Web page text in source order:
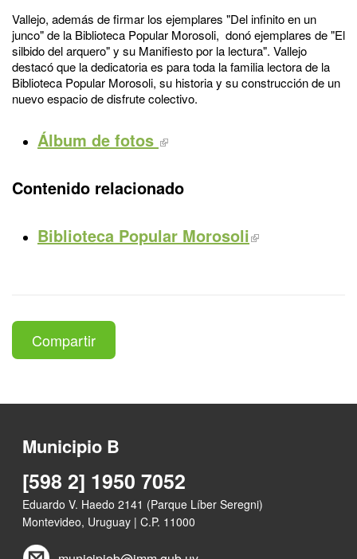
Vallejo, además de firmar los ejemplares "Del infinito en un
junco" de la Biblioteca Popular Morosoli, donó ejemplares de "El
silbido del arquero" y su Manifiesto por la lectura". Vallejo
destacó que la dedicatoria es para toda la familia lectora de la
Biblioteca Popular Morosoli, su historia y su construcción de un
nuevo espacio de disfrute colectivo.
Álbum de fotos
Contenido relacionado
Biblioteca Popular Morosoli
Compartir
Municipio B
[598 2] 1950 7052
Eduardo V. Haedo 2141 (Parque Líber Seregni)
Montevideo, Uruguay | C.P. 11000